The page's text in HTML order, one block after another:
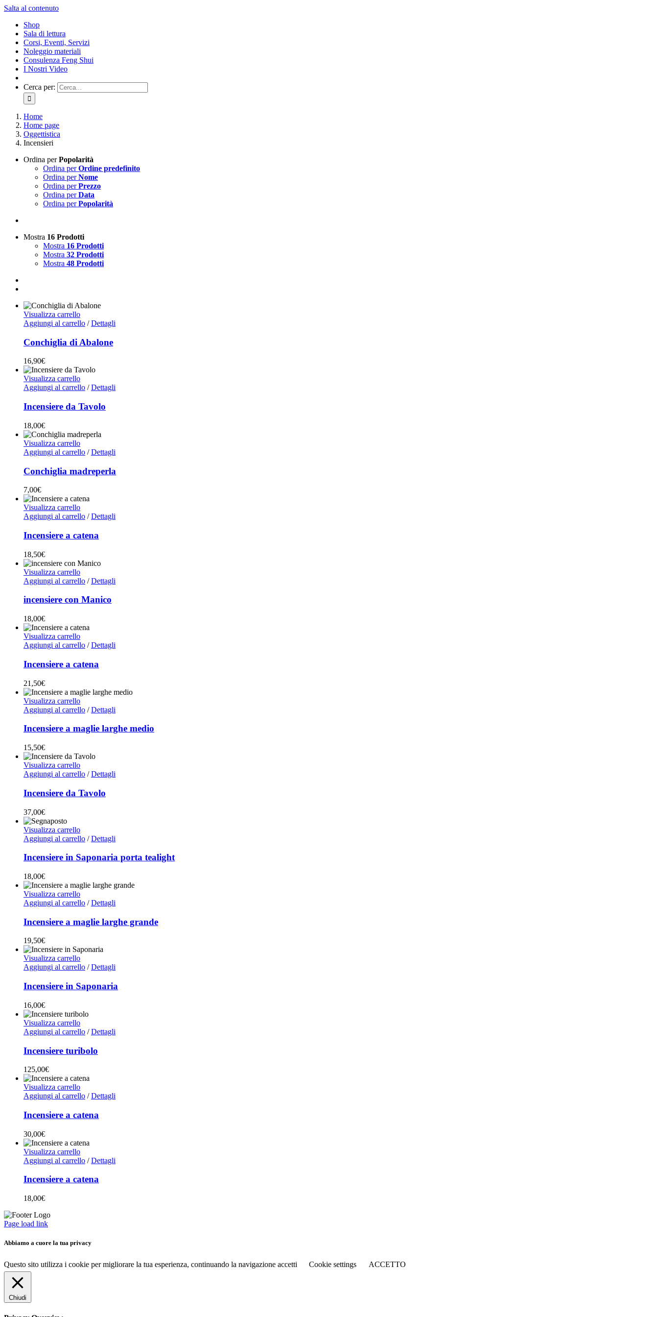
Salta al contenuto
Shop
Sala di lettura
Corsi, Eventi, Servizi
Noleggio materiali
Consulenza Feng Shui
I Nostri Video
Cerca per:
Home
Home page
Oggettistica
Incensieri
Ordina perPopolarità
Ordina perOrdine predefinito
Ordina perNome
Ordina perPrezzo
Ordina perData
Ordina perPopolarità
Mostra 16 Prodotti
Mostra 16 Prodotti
Mostra 32 Prodotti
Mostra 48 Prodotti
Visualizza carrello
Aggiungi al carrello / Dettagli
Conchiglia di Abalone
16,90€
Visualizza carrello
Aggiungi al carrello / Dettagli
Incensiere da Tavolo
18,00€
Visualizza carrello
Aggiungi al carrello / Dettagli
Conchiglia madreperla
7,00€
Visualizza carrello
Aggiungi al carrello / Dettagli
Incensiere a catena
18,50€
Visualizza carrello
Aggiungi al carrello / Dettagli
incensiere con Manico
18,00€
Visualizza carrello
Aggiungi al carrello / Dettagli
Incensiere a catena
21,50€
Visualizza carrello
Aggiungi al carrello / Dettagli
Incensiere a maglie larghe medio
15,50€
Visualizza carrello
Aggiungi al carrello / Dettagli
Incensiere da Tavolo
37,00€
Visualizza carrello
Aggiungi al carrello / Dettagli
Incensiere in Saponaria porta tealight
18,00€
Visualizza carrello
Aggiungi al carrello / Dettagli
Incensiere a maglie larghe grande
19,50€
Visualizza carrello
Aggiungi al carrello / Dettagli
Incensiere in Saponaria
16,00€
Visualizza carrello
Aggiungi al carrello / Dettagli
Incensiere turibolo
125,00€
Visualizza carrello
Aggiungi al carrello / Dettagli
Incensiere a catena
30,00€
Visualizza carrello
Aggiungi al carrello / Dettagli
Incensiere a catena
18,00€
Page load link
Abbiamo a cuore la tua privacy
Questo sito utilizza i cookie per migliorare la tua esperienza, continuando la navigazione accetti Cookie settings ACCETTO
Chiudi